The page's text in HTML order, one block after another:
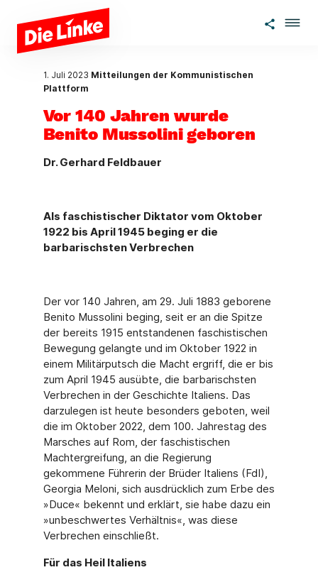
Zum Hauptinhalt springen
1. Juli 2023 Mitteilungen der Kommunistischen
Plattform
Vor 140 Jahren wurde
Benito Mussolini geboren
Dr. Gerhard Feldbauer
Als faschistischer Diktator vom Oktober
1922 bis April 1945 beging er die
barbarischsten Verbrechen
Der vor 140 Jahren, am 29. Juli 1883 geborene
Benito Mussolini beging, seit er an die Spitze
der bereits 1915 entstandenen faschistischen
Bewegung gelangte und im Oktober 1922 in
einem Militärputsch die Macht ergriff, die er bis
zum April 1945 ausübte, die barbarischsten
Verbrechen in der Geschichte Italiens. Das
darzulegen ist heute besonders geboten, weil
die im Oktober 2022, dem 100. Jahrestag des
Marsches auf Rom, der faschistischen
Machtergreifung, an die Regierung
gekommene Führerin der Brüder Italiens (FdI),
Georgia Meloni, sich ausdrücklich zum Erbe des
»Duce« bekennt und erklärt, sie habe dazu ein
»unbeschwertes Verhältnis«, was diese
Verbrechen einschließt.
Für das Heil Italiens